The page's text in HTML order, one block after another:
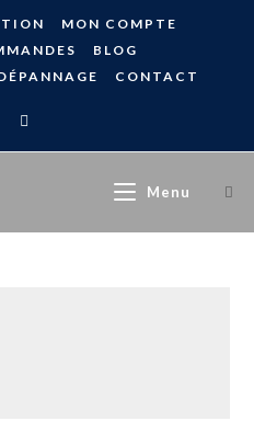
MON COMPTE
BLOG
CONTACT
Menu